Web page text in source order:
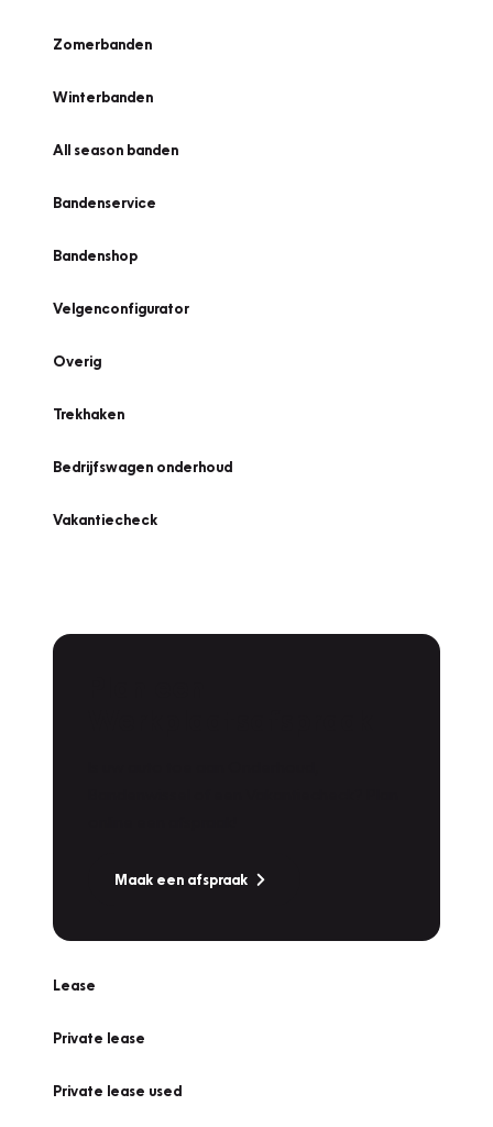
Zomerbanden
Winterbanden
All season banden
Bandenservice
Bandenshop
Velgenconfigurator
Overig
Trekhaken
Bedrijfswagen onderhoud
Vakantiecheck
Maak een afspraak
Lease
Private lease
Private lease used